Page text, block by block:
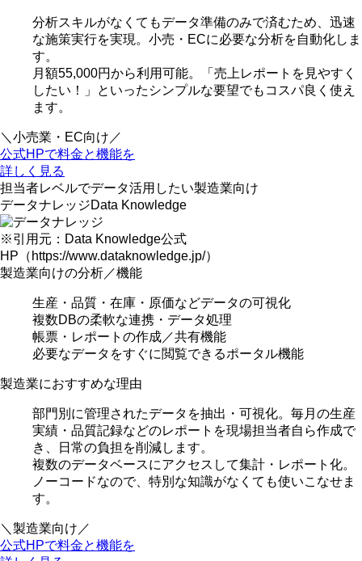
分析スキルがなくてもデータ準備のみで済むため、迅速
な施策実行を実現。小売・ECに必要な分析を自動化しま
す。
月額55,000円から利用可能。
「売上レポートを見やすく
したい！」といったシンプルな要望でもコスパ良く使え
ます。
＼小売業・EC向け／
公式HPで料金と機能を
詳しく見る
担当者レベルでデータ活用したい製造業向け
データナレッジData Knowledge
※引用元：Data Knowledge公式
HP（https://www.dataknowledge.jp/）
製造業向けの分析／機能
生産・品質・在庫・原価などデータの可視化
複数DBの柔軟な連携・データ処理
帳票・レポートの作成／共有機能
必要なデータをすぐに閲覧できるポータル機能
製造業におすすめな理由
部門別に管理されたデータを抽出・可視化。 毎月の生産
実績・品質記録などのレポートを現場担当者自ら作成で
き、日常の負担を削減します。
複数のデータベースにアクセスして集計・レポート化。
ノーコードなので、 特別な知識がなくても使いこなせま
す。
＼製造業向け／
公式HPで料金と機能を